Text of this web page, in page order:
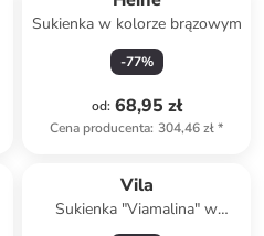
Sukienka w kolorze brązowym
-77%
od: 68,95 zł
Cena producenta: 304,46 zł*
Vila
Sukienka "Viamalina" w
kolorze żółtym